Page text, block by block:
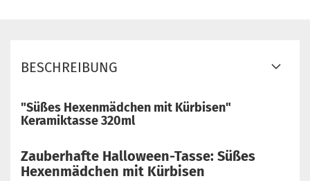
BESCHREIBUNG
"Süßes Hexenmädchen mit Kürbisen"
Keramiktasse 320ml
Zauberhafte Halloween-Tasse: Süßes
Hexenmädchen mit Kürbisen